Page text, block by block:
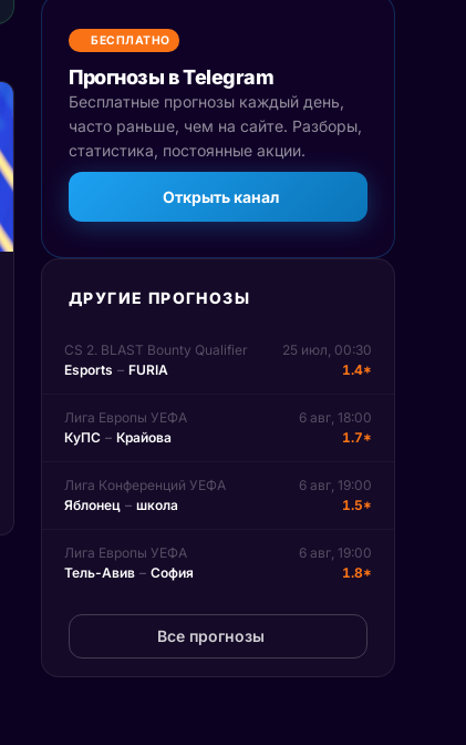
БЕСПЛАТНО
Прогнозы в Telegram
Бесплатные прогнозы каждый день,
часто раньше, чем на сайте. Разборы,
статистика, постоянные акции.
Открыть канал
ДРУГИЕ ПРОГНОЗЫ
CS 2. BLAST Bounty Qualifier
25 июл, 00:30
Esports – FURIA 1.4*
Лига Европы УЕФА
6 авг, 18:00
КуПС – Крайова 1.7*
Лига Конференций УЕФА
6 авг, 19:00
Яблонец – школа 1.5*
Лига Европы УЕФА
6 авг, 19:00
Тель-Авив – София 1.8*
Все прогнозы